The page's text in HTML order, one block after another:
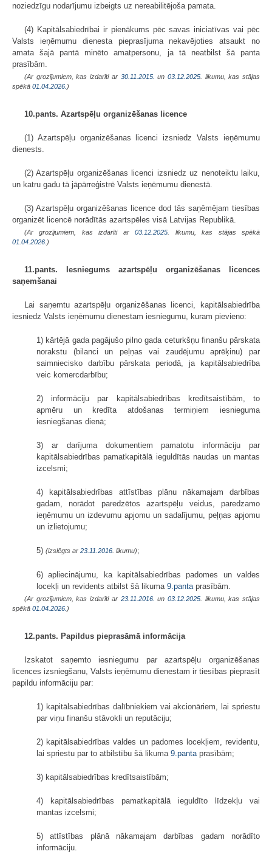
noziedzīgu nodarījumu izbeigts uz nereabilitējoša pamata.
(4) Kapitālsabiedrībai ir pienākums pēc savas iniciatīvas vai pēc
Valsts ieņēmumu dienesta pieprasījuma nekavējoties atsaukt no
amata šajā pantā minēto amatpersonu, ja tā neatbilst šā panta
prasībām.
(Ar grozījumiem, kas izdarīti ar 30.11.2015. un 03.12.2025. likumu, kas stājas
spēkā 01.04.2026. )
10.pants. Azartspēļu organizēšanas licence
(1) Azartspēļu organizēšanas licenci izsniedz Valsts ieņēmumu
dienests.
(2) Azartspēļu organizēšanas licenci izsniedz uz nenoteiktu laiku,
un katru gadu tā jāpārreģistrē Valsts ieņēmumu dienestā.
(3) Azartspēļu organizēšanas licence dod tās saņēmējam tiesības
organizēt licencē norādītās azartspēles visā Latvijas Republikā.
(Ar grozījumiem, kas izdarīti ar03.12.2025 . likumu, kas stājas spēkā
01.04.2026. )
11.pants. Iesniegums azartspēļu organizēšanas licences
saņemšanai
Lai saņemtu azartspēļu organizēšanas licenci, kapitālsabiedrība
iesniedz Valsts ieņēmumu dienestam iesniegumu, kuram pievieno:
1) kārtējā gada pagājušo pilno gada ceturkšņu finanšu pārskata
norakstu (bilanci un peļņas vai zaudējumu aprēķinu) par
saimniecisko darbību pārskata periodā, ja kapitālsabiedrība
veic komercdarbību;
2) informāciju par kapitālsabiedrības kredītsaistībām, to
apmēru un kredīta atdošanas termiņiem iesnieguma
iesniegšanas dienā;
3) ar darījuma dokumentiem pamatotu informāciju par
kapitālsabiedrības pamatkapitālā ieguldītās naudas un mantas
izcelsmi;
4) kapitālsabiedrības attīstības plānu nākamajam darbības
gadam, norādot paredzētos azartspēļu veidus, paredzamo
ieņēmumu un izdevumu apjomu un sadalījumu, peļņas apjomu
un izlietojumu;
5) (izslēgts ar 23.11.2016 . likumu);
6) apliecinājumu, ka kapitālsabiedrības padomes un valdes
locekļi un revidents atbilst šā likuma 9.pantaprasībām.
(Ar grozījumiem, kas izdarīti ar 23.11.2016. un 03.12.2025. likumu, kas stājas
spēkā 01.04.2026. )
12.pants. Papildus pieprasāmā informācija
Izskatot saņemto iesniegumu par azartspēļu organizēšanas
licences izsniegšanu, Valsts ieņēmumu dienestam ir tiesības pieprasīt
papildu informāciju par:
1) kapitālsabiedrības dalībniekiem vai akcionāriem, lai spriestu
par viņu finanšu stāvokli un reputāciju;
2) kapitālsabiedrības valdes un padomes locekļiem, revidentu,
lai spriestu par to atbilstību šā likuma 9.pantaprasībām;
3) kapitālsabiedrības kredītsaistībām;
4) kapitālsabiedrības pamatkapitālā ieguldīto līdzekļu vai
mantas izcelsmi;
5) attīstības plānā nākamajam darbības gadam norādīto
informāciju.